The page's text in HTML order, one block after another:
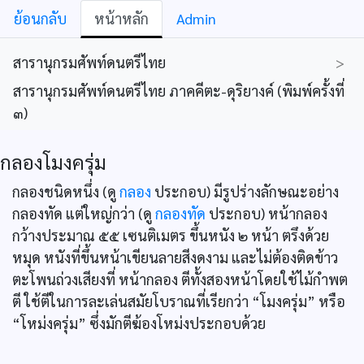
ย้อนกลับ หน้าหลัก Admin
สารานุกรมศัพท์ดนตรีไทย
>
สารานุกรมศัพท์ดนตรีไทย ภาคคีตะ-ดุริยางค์ (พิมพ์ครั้งที่
๓)
กลองโมงครุ่ม
กลองชนิดหนึ่ง (ดู กลอง ประกอบ) มีรูปร่างลักษณะอย่าง
กลองทัด แต่ใหญ่กว่า (ดู กลองทัด ประกอบ) หน้ากลอง
กว้างประมาณ ๕๕ เซนติเมตร ขึ้นหนัง ๒ หน้า ตรึงด้วย
หมุด หนังที่ขึ้นหน้าเขียนลายสีงดงาม และไม่ต้องติดข้าว
ตะโพนถ่วงเสียงที่ หน้ากลอง ตีทั้งสองหน้าโดยใช้ไม้กำพต
ตี ใช้ตีในการละเล่นสมัยโบราณที่เรียกว่า “โมงครุ่ม” หรือ
“โหม่งครุ่ม” ซึ่งมักตีฆ้องโหม่งประกอบด้วย